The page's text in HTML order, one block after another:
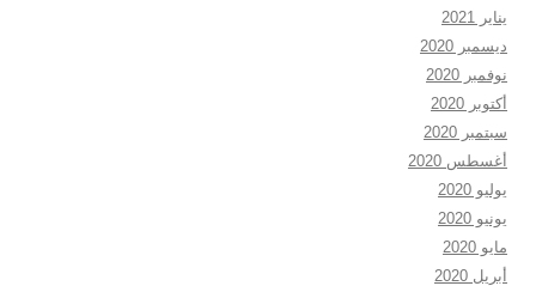
يناير 2021
ديسمبر 2020
نوفمبر 2020
أكتوبر 2020
سبتمبر 2020
أغسطس 2020
يوليو 2020
يونيو 2020
مايو 2020
أبريل 2020